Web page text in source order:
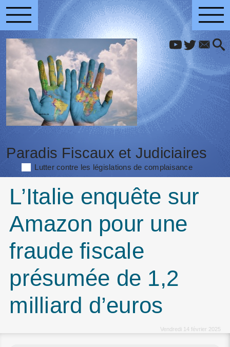
Paradis Fiscaux et Judiciaires
Lutter contre les législations de complaisance
L’Italie enquête sur
Amazon pour une
fraude fiscale
présumée de 1,2
milliard d’euros
Vendredi 14 février 2025